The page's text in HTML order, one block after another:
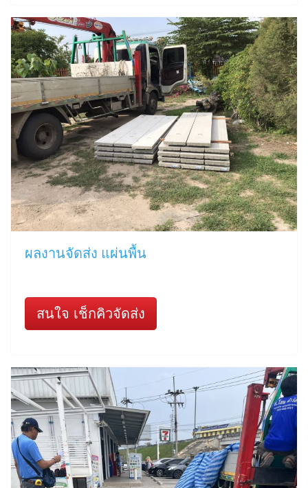
ผลงานจัดส่ง แผ่นพื้น
สนใจ เช็กคิวจัดส่ง